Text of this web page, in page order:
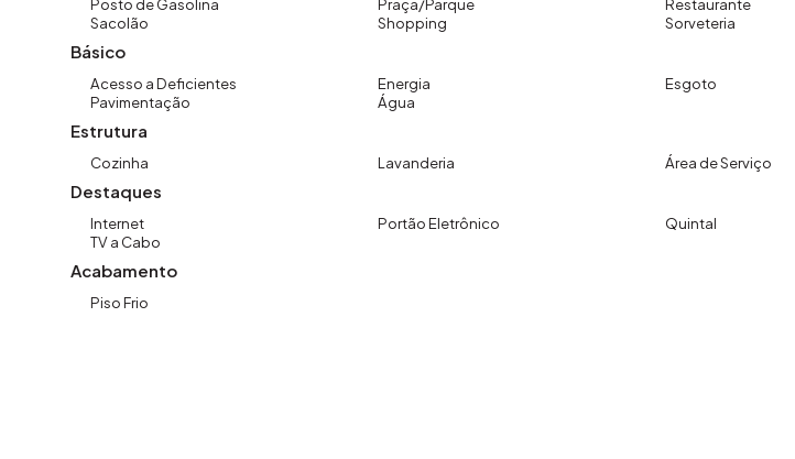
Sacolão
Shopping Sorveteria
Básico
Acesso a Deficientes Energia
Esgoto
Pavimentação
Água
Estrutura
Cozinha Lavanderia Área de Serviço
Destaques
Internet Portão Eletrônico
Quintal
TV a Cabo
Acabamento
Piso Frio